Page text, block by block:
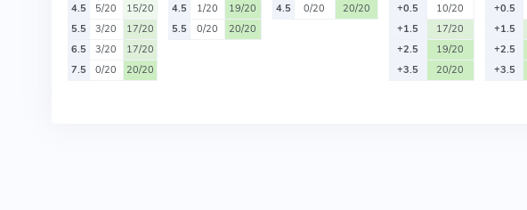
4.5
5/20
15/20
5.5
3/20
17/20
6.5
3/20
17/20
7.5
0/20 20/20
4.5
1/20
19/20
5.5
0/20 20/20
4.5
0/20 20/20
+0.5
10/20
+1.5
17/20
+2.5
19/20
+3.5
20/20
+0.5
+1.5
+2.5
+3.5